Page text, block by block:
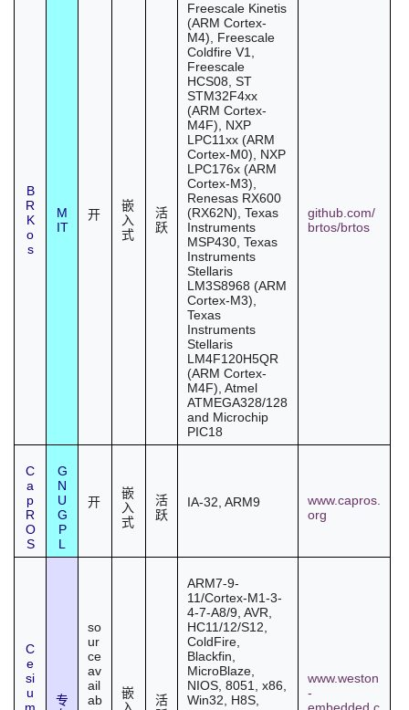
B
R
K
o
s
M
IT
开
嵌
入
式
活
跃
Freescale Kinetis
(ARM Cortex-
M4), Freescale
Coldfire V1,
Freescale
HCS08, ST
STM32F4xx
(ARM Cortex-
M4F), NXP
LPC11xx (ARM
Cortex-M0), NXP
LPC176x (ARM
Cortex-M3),
Renesas RX600
(RX62N), Texas
Instruments
MSP430, Texas
Instruments
Stellaris
LM3S8968 (ARM
Cortex-M3),
Texas
Instruments
Stellaris
LM4F120H5QR
(ARM Cortex-
M4F), Atmel
ATMEGA328/128
and Microchip
PIC18
github.com/
brtos/brtos
C
a
p
R
O
S
G
N
U
G
P
L
开
嵌
入
式
活
跃
IA-32, ARM9
www.capros.
org
C
e
si
u
专
so
ur
ce
av
ail
ab
嵌
活
ARM7-9-
11/Cortex-M1-3-
4-7-A8/9, AVR,
HC11/12/S12,
ColdFire,
Blackfin,
MicroBlaze,
NIOS, 8051, x86,
Win32, H8S,
www.weston
-